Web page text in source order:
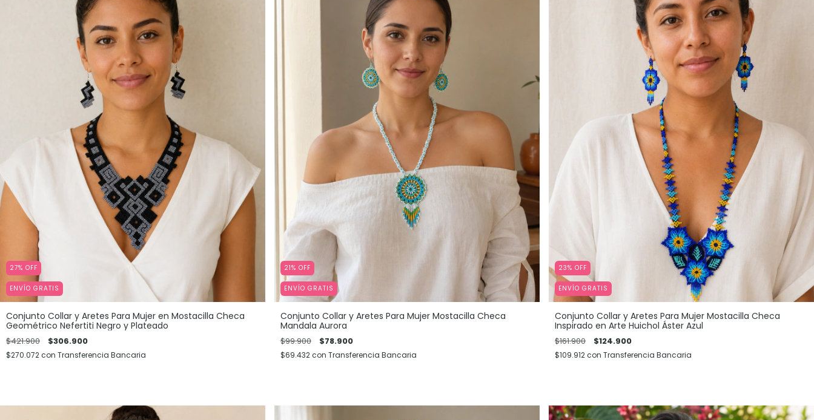
27% OFF
ENVÍO GRATIS
Conjunto Collar y Aretes Para Mujer en Mostacilla Checa
Geométrico Nefertiti Negro y Plateado
$421.900 $306.900
$270.072con Transferencia Bancaria
21% OFF
ENVÍO GRATIS
Conjunto Collar y Aretes Para Mujer Mostacilla Checa
Mandala Aurora
$99.900 $78.900
$69.432con Transferencia Bancaria
23% OFF
ENVÍO GRATIS
Conjunto Collar y Aretes Para Mujer Mostacilla Checa
Inspirado en Arte Huichol Áster Azul
$161.900 $124.900
$109.912con Transferencia Bancaria